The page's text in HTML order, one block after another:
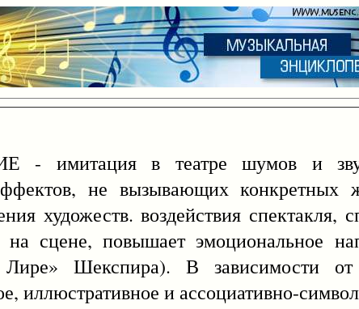
в театре шумов и
не вызывающих
художеств. воздействия спектакля,
на сцене, повышает эмоциональное
Шекспира). В зависимости
иллюстративное и ассоциативно-